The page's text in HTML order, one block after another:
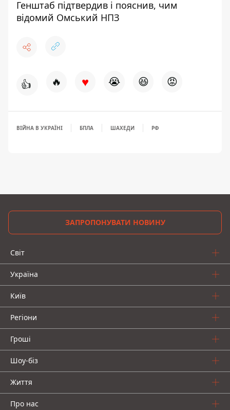
Генштаб підтвердив і пояснив, чим
відомий Омський НПЗ
👍 🔥 ♥ 😭 😆 😡
ВІЙНА В УКРАЇНІ БПЛА ШАХЕДИ РФ
ЗАПРОПОНУВАТИ НОВИНУ
Світ
Україна
Київ
Регіони
Гроші
Шоу-біз
Життя
Про нас